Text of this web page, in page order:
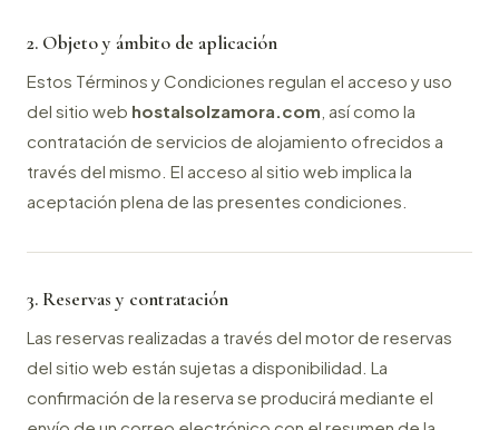
2. Objeto y ámbito de aplicación
Estos Términos y Condiciones regulan el acceso y uso
del sitio web hostalsolzamora.com , así como la
contratación de servicios de alojamiento ofrecidos a
través del mismo. El acceso al sitio web implica la
aceptación plena de las presentes condiciones.
3. Reservas y contratación
Las reservas realizadas a través del motor de reservas
del sitio web están sujetas a disponibilidad. La
confirmación de la reserva se producirá mediante el